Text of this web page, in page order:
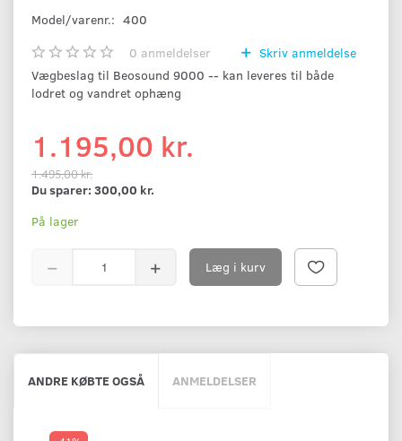
Model/varenr.: 400
0 anmeldelser
Skriv anmeldelse
Vægbeslag til Beosound 9000 -- kan leveres til både
lodret og vandret ophæng
1.195,00 kr.
1.495,00 kr.
Du sparer: 300,00 kr.
På lager
Læg i kurv
ANDRE KØBTE OGSÅ ANMELDELSER